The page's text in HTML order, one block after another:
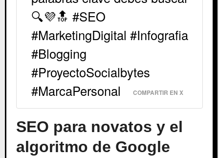
🔍💜🔝 #SEO
#MarketingDigital #Infografia
#Blogging
#ProyectoSocialbytes
#MarcaPersonal
COMPARTIR EN X
SEO para novatos y el
algoritmo de Google